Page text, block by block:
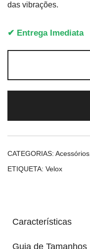
das vibrações.
✔ Entrega Imediata
CATEGORIAS: Acessórios
ETIQUETA: Velox
Características
Guia de Tamanhos